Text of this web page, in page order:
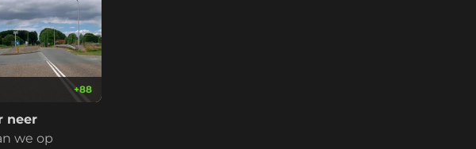
+88
neer
we op